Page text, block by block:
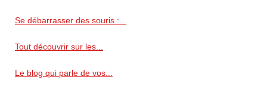
Se débarrasser des souris :...
Tout découvrir sur les...
Le blog qui parle de vos...